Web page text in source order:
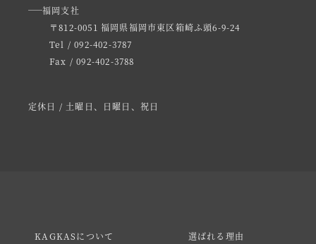
福岡支社
〒812-0051 福岡県福岡市東区箱崎ふ頭6-9-24
Tel / 092-402-3787
Fax / 092-402-3788
定休日 / 土曜日、日曜日、祝日
KAGKASについて 選ばれる理由